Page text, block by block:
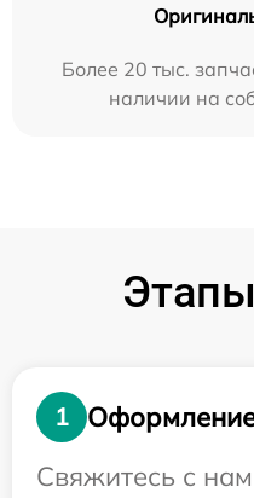
Более 20 тыс.
наличии на
1
Свяжитесь с